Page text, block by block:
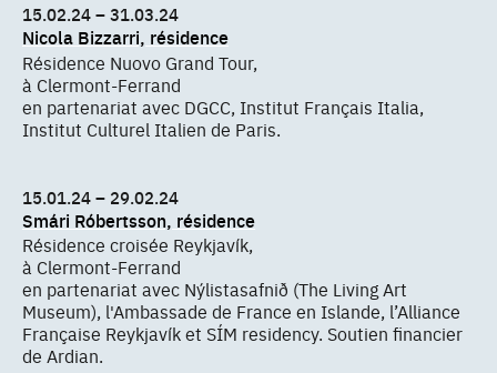
15.02.24 – 31.03.24
Nicola Bizzarri, résidence
Résidence Nuovo Grand Tour,
à Clermont-Ferrand
en partenariat avec DGCC, Institut Français Italia,
Institut Culturel Italien de Paris.
15.01.24 – 29.02.24
Smári Róbertsson, résidence
Résidence croisée Reykjavík,
à Clermont-Ferrand
en partenariat avec Nýlistasafnið (The Living Art
Museum), l'Ambassade de France en Islande, l’Alliance
Française Reykjavík et SÍM residency. Soutien financier
de Ardian.